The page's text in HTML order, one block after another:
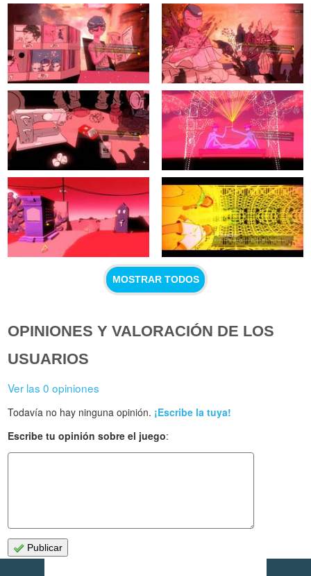
MOSTRAR TODOS
OPINIONES Y VALORACIÓN DE LOS
USUARIOS
Ver las 0 opiniones
Todavía no hay ninguna opinión. ¡Escribe la tuya!
Escribe tu opinión sobre el juego:
Publicar